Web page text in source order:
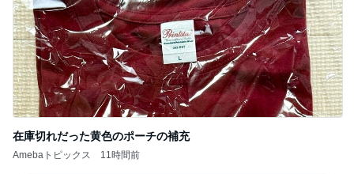
在庫切れだった黄色のポーチの補充
Amebaトピックス 11時間前